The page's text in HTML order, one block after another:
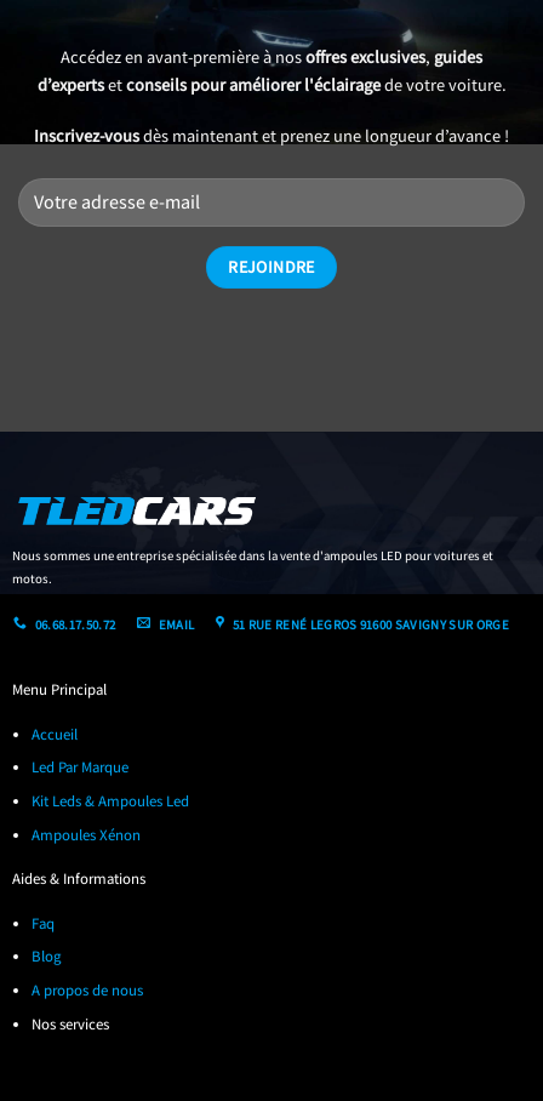
Accédez en avant-première à nosoffres exclusives, guides
d’expertsetconseils pour améliorer l'éclairagede votre voiture.
Inscrivez-vousdès maintenant et prenez une longueur d’avance !
Nous sommes une entreprise spécialisée dans la vente d'ampoules LED pour voitures et
motos.
06.68.17.50.72 EMAIL 51 RUE RENÉ LEGROS 91600 SAVIGNY SUR ORGE
Menu Principal
Accueil
Led Par Marque
Kit Leds & Ampoules Led
Ampoules Xénon
Aides & Informations
Faq
Blog
A propos de nous
Nos services